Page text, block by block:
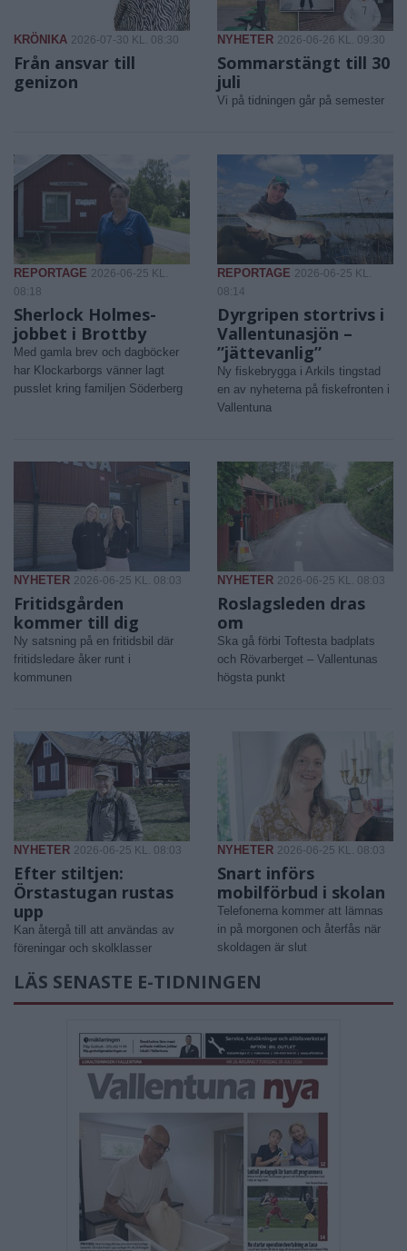
KRÖNIKA 2026-07-30 KL. 08:30
Från ansvar till
genizon
NYHETER 2026-06-26 KL. 09:30
Sommarstängt till 30
juli
Vi på tidningen går på semester
REPORTAGE 2026-06-25 KL.
08:18
Sherlock Holmes-
jobbet i Brottby
Med gamla brev och dagböcker
har Klockarborgs vänner lagt
pusslet kring familjen Söderberg
REPORTAGE 2026-06-25 KL.
08:14
Dyrgripen stortrivs i
Vallentunasjön –
”jättevanlig”
Ny fiskebrygga i Arkils tingstad
en av nyheterna på fiskefronten i
Vallentuna
NYHETER 2026-06-25 KL. 08:03
Fritidsgården
kommer till dig
Ny satsning på en fritidsbil där
fritidsledare åker runt i
kommunen
NYHETER 2026-06-25 KL. 08:03
Roslagsleden dras
om
Ska gå förbi Toftesta badplats
och Rövarberget – Vallentunas
högsta punkt
NYHETER 2026-06-25 KL. 08:03
Efter stiltjen:
Örstastugan rustas
upp
Kan återgå till att användas av
föreningar och skolklasser
NYHETER 2026-06-25 KL. 08:03
Snart införs
mobilförbud i skolan
Telefonerna kommer att lämnas
in på morgonen och återfås när
skoldagen är slut
LÄS SENASTE E-TIDNINGEN